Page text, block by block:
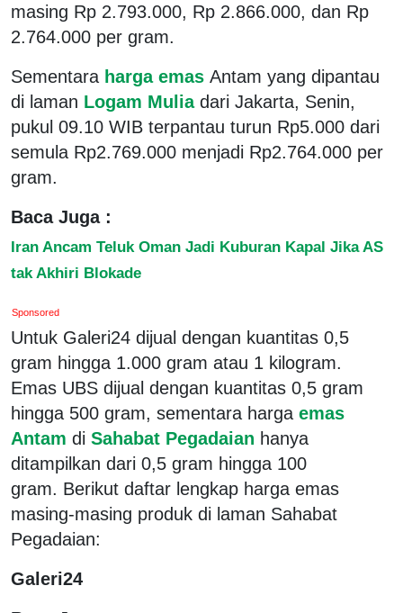
masing Rp 2.793.000, Rp 2.866.000, dan Rp
2.764.000 per gram.
Sementara harga emas Antam yang dipantau
di laman Logam Mulia dari Jakarta, Senin,
pukul 09.10 WIB terpantau turun Rp5.000 dari
semula Rp2.769.000 menjadi Rp2.764.000 per
gram.
Baca Juga :
Iran Ancam Teluk Oman Jadi Kuburan Kapal Jika AS
tak Akhiri Blokade
Sponsored
Untuk Galeri24 dijual dengan kuantitas 0,5
gram hingga 1.000 gram atau 1 kilogram.
Emas UBS dijual dengan kuantitas 0,5 gram
hingga 500 gram, sementara harga emas
Antam di Sahabat Pegadaian hanya
ditampilkan dari 0,5 gram hingga 100
gram. Berikut daftar lengkap harga emas
masing-masing produk di laman Sahabat
Pegadaian:
Galeri24